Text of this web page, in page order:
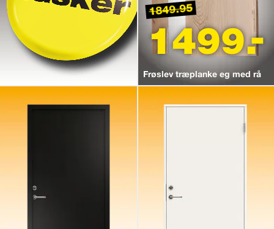
1849.95
1499.-
Frøslev træplanke eg med rå